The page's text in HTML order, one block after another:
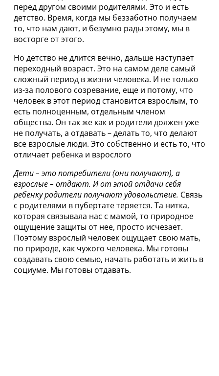
перед другом своими родителями. Это и есть
детство. Время, когда мы беззаботно получаем
то, что нам дают, и безумно рады этому, мы в
восторге от этого.
Но детство не длится вечно, дальше наступает
переходный возраст. Это на самом деле самый
сложный период в жизни человека. И не только
из-за полового созревание, еще и потому, что
человек в этот период становится взрослым, то
есть полноценным, отдельным членом
общества. Он так же как и родители должен уже
не получать, а отдавать – делать то, что делают
все взрослые люди. Это собственно и есть то, что
отличает ребенка и взрослого
Дети – это потребители (они получают), а
взрослые – отдают. И от этой отдачи себя
ребенку родители получают удовольствие. Связь
с родителями в пубертате теряется. Та нитка,
которая связывала нас с мамой, то природное
ощущение защиты от нее, просто исчезает.
Поэтому взрослый человек ощущает свою мать,
по природе, как чужого человека. Мы готовы
создавать свою семью, начать работать и жить в
социуме. Мы готовы отдавать.